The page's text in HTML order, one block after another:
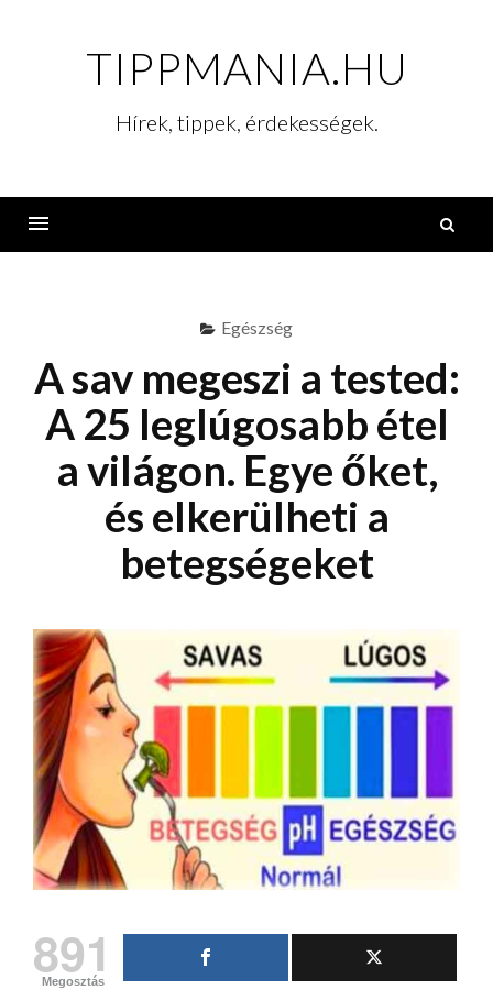
TIPPMANIA.HU
Hírek, tippek, érdekességek.
Egészség
A sav megeszi a tested:
A 25 leglúgosabb étel
a világon. Egye őket,
és elkerülheti a
betegségeket
891
Megosztás